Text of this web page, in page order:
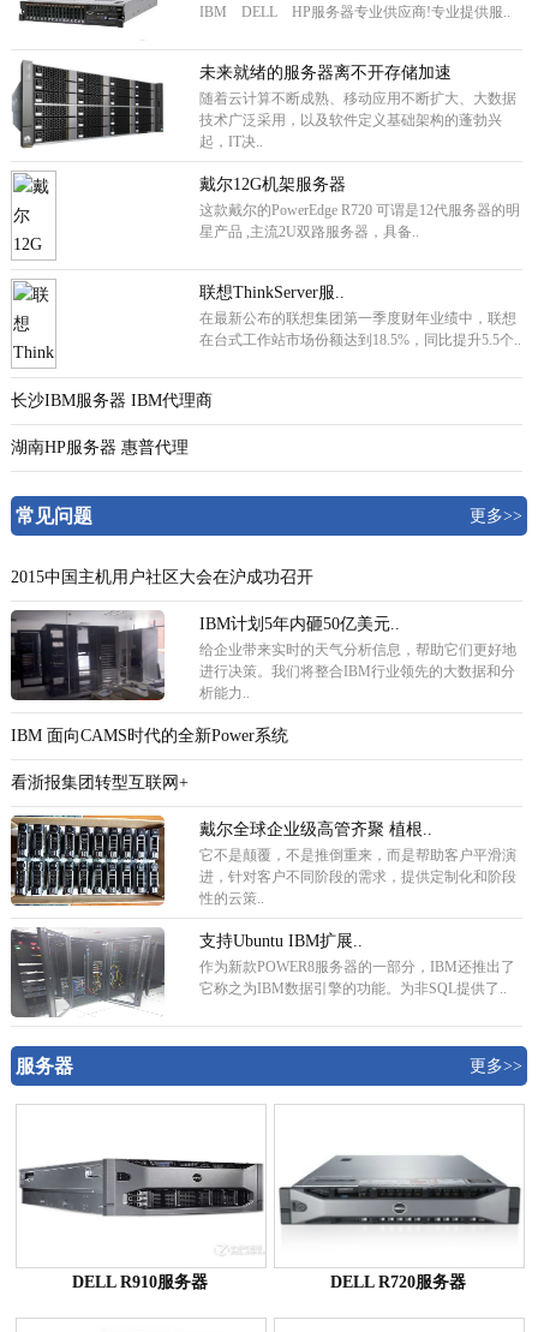
IBM DELL HP服务器专业供应商!专业提供服..
未来就绪的服务器离不开存储加速
随着云计算不断成熟、移动应用不断扩大、大数据
技术广泛采用，以及软件定义基础架构的蓬勃兴
起，IT决..
戴尔12G机架服务器
这款戴尔的PowerEdge R720 可谓是12代服务器的明
星产品 ,主流2U双路服务器，具备..
联想ThinkServer服..
在最新公布的联想集团第一季度财年业绩中，联想
在台式工作站市场份额达到18.5%，同比提升5.5个..
长沙IBM服务器 IBM代理商
湖南HP服务器 惠普代理
常见问题 更多>>
2015中国主机用户社区大会在沪成功召开
IBM计划5年内砸50亿美元..
给企业带来实时的天气分析信息，帮助它们更好地
进行决策。我们将整合IBM行业领先的大数据和分
析能力..
IBM 面向CAMS时代的全新Power系统
看浙报集团转型互联网+
戴尔全球企业级高管齐聚 植根..
它不是颠覆，不是推倒重来，而是帮助客户平滑演
进，针对客户不同阶段的需求，提供定制化和阶段
性的云策..
支持Ubuntu IBM扩展..
作为新款POWER8服务器的一部分，IBM还推出了
它称之为IBM数据引擎的功能。为非SQL提供了..
服务器 更多>>
DELL R910服务器 DELL R720服务器